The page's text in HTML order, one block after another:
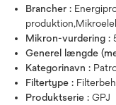
Brancher :
Mikron-vurdering :
Generel længde
Kategorinavn :
Filtertype :
Produktserie : GPJ